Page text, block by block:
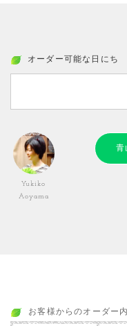
オーダー可能な日にち
Yukiko
Aoyama
青
お客様からのオーダー